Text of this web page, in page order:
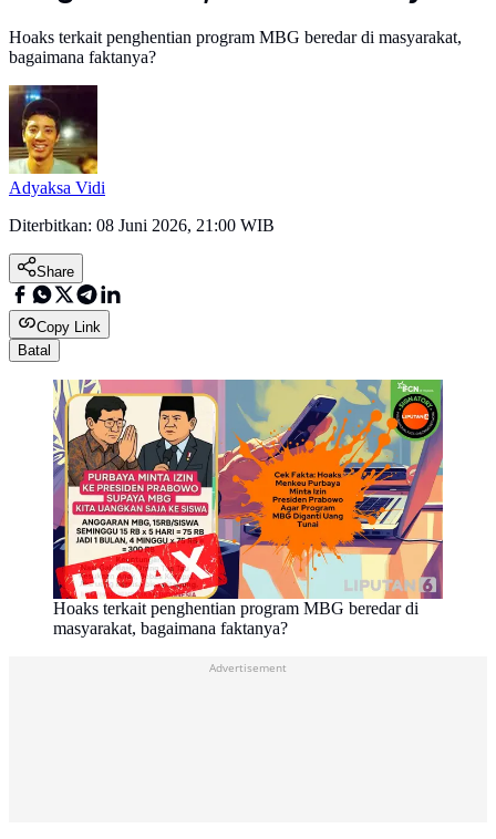
Hoaks terkait penghentian program MBG beredar di masyarakat,
bagaimana faktanya?
Adyaksa Vidi
Diterbitkan: 08 Juni 2026, 21:00 WIB
Share
Copy Link
Batal
Hoaks terkait penghentian program MBG beredar di
masyarakat, bagaimana faktanya?
Advertisement